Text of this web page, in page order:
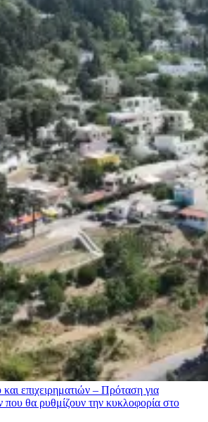
επιχειρηματιών – Πρόταση για
θα ρυθμίζουν την κυκλοφορία στο